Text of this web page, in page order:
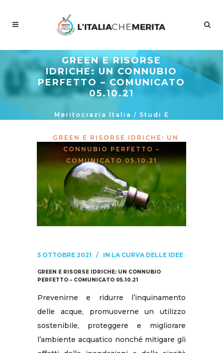
GREEN E RISORSE
IDRICHE: UN CONNUBIO
PERFETTO – COMUNICATO
05.10.21
Meritocrazia Italia / Studi E
GREEN E RISORSE IDRICHE: UN
CONNUBIO PERFETTO –
COMUNICATO 05.10.21
5 OTTOBRE 2021 IN LA CURVA DELLE IDEE
GREEN E RISORSE IDRICHE: UN CONNUBIO
PERFETTO – COMUNICATO 05.10.21
Prevenirne e ridurre l’inquinamento
delle acque, promuoverne un utilizzo
sostenibile, proteggere e migliorare
l’ambiente acquatico nonché mitigare gli